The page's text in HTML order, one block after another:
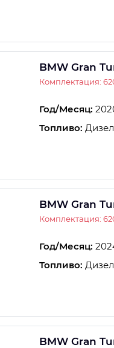
BMW Gran
Комплектация:
Год/Месяц:
Топливо:
BMW Gran
Комплектация:
Год/Месяц:
Топливо:
BMW Gran